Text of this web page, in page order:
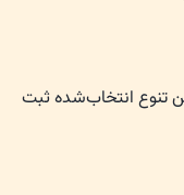
تنوع انتخاب‌شده ثبت